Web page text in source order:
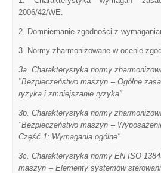
2006/42/WE.
2. Domniemanie zgodności z
3. Normy zharmonizowane w ocenie
3a. Charakterystyka normy
"Bezpieczeństwo maszyn -- Ogólne
ryzyka i zmniejszanie ryzyka"
3b. Charakterystyka normy
"Bezpieczeństwo maszyn --
Część 1: Wymagania ogólne"
3c. Charakterystyka normy EN ISO
maszyn -- Elementy systemów